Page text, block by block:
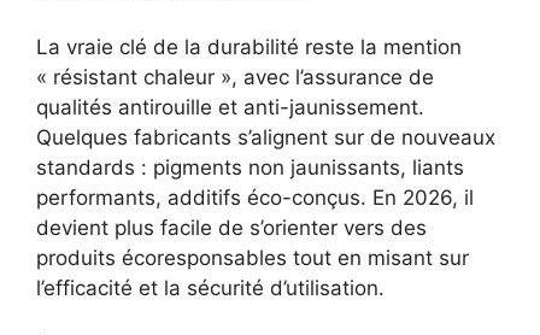
La vraie clé de la durabilité reste la mention
« résistant chaleur », avec l’assurance de
qualités antirouille et anti-jaunissement.
Quelques fabricants s’alignent sur de nouveaux
standards : pigments non jaunissants, liants
performants, additifs éco-conçus. En 2026, il
devient plus facile de s’orienter vers des
produits écoresponsables tout en misant sur
l’efficacité et la sécurité d’utilisation.